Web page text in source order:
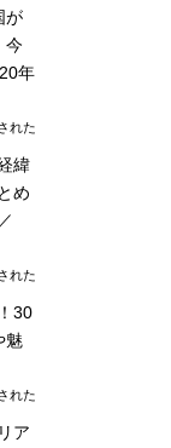
が
今
年
れた
緯
め
れた
30
魅
れた
ア